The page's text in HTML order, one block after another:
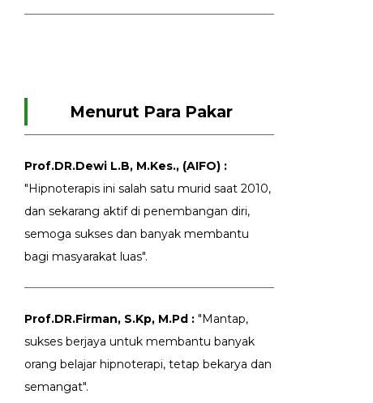
Menurut Para Pakar
Prof.DR.Dewi L.B, M.Kes., (AIFO) :
"Hipnoterapis ini salah satu murid saat 2010,
dan sekarang aktif di penembangan diri,
semoga sukses dan banyak membantu
bagi masyarakat luas".
Prof.DR.Firman, S.Kp, M.Pd : "Mantap,
sukses berjaya untuk membantu banyak
orang belajar hipnoterapi, tetap bekarya dan
semangat".